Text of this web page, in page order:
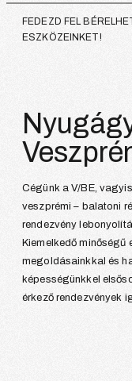
FEDEZD FEL
ESZKÖZEINKET!
Cégünk a V/BE,
veszprémi – balatoni
rendezvény
Kiemelkedő
megoldásainkkal és
képességünkkel
érkező rendezvények